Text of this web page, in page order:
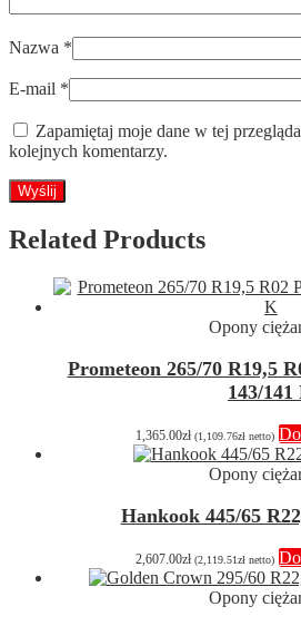
Nazwa *
E-mail *
Zapamiętaj moje dane w tej
kolejnych komentarzy.
Related Products
Opony
Prometeon 265/70 R19,5
143/141
1,365.00zł (1,109.76zł netto)
Opony
Hankook 445/65
2,607.00zł (2,119.51zł netto)
Opony